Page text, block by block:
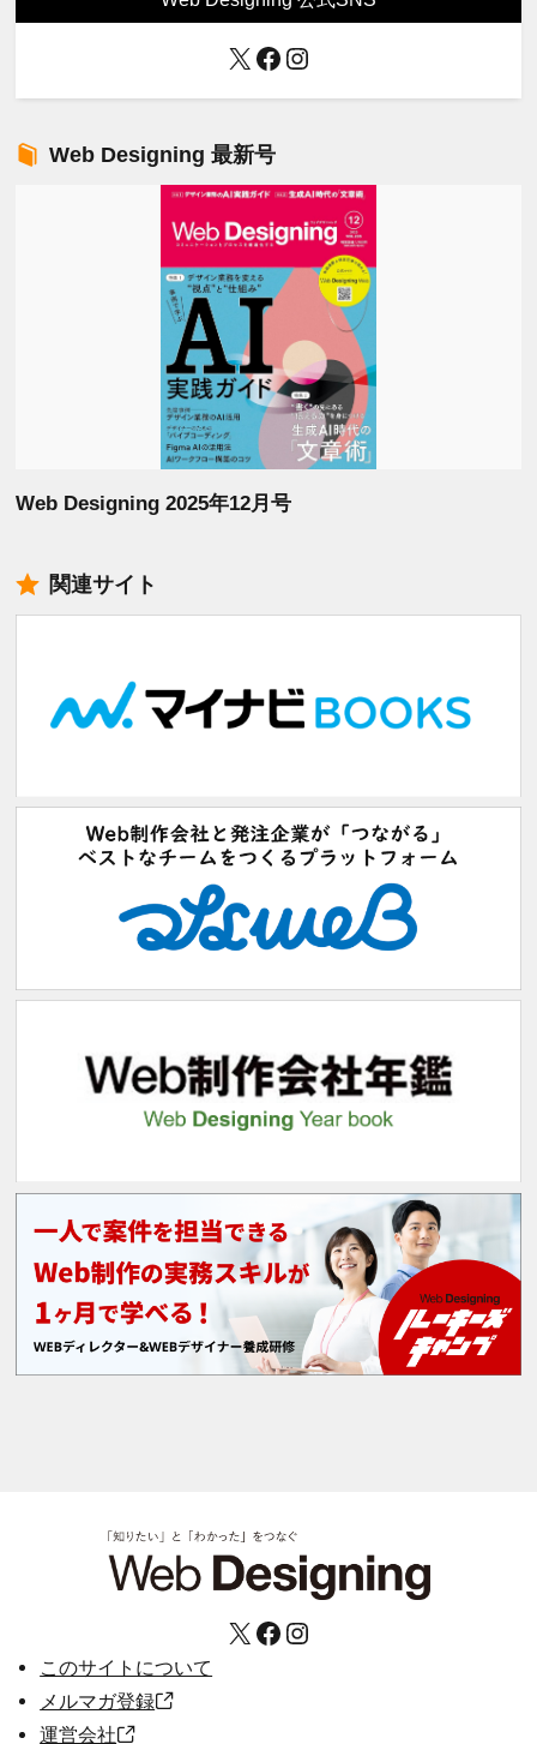
X Facebook
Instagram
Web Designing 最新号
Web Designing 2025年12月号
関連サイト
X Facebook Instagram
このサイトについて
メルマガ登録
運営会社